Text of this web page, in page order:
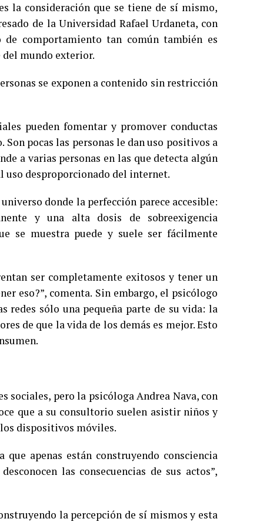
la consideración que se tiene de sí mismo,
de la Universidad Rafael Urdaneta, con
comportamiento tan común también es
mundo exterior.
se exponen a contenido sin restricción
pueden fomentar y promover conductas
pocas las personas le dan uso positivos a
a varias personas en las que detecta algún
uso desproporcionado del internet.
donde la perfección parece accesible:
y una alta dosis de sobreexigencia
se muestra puede y suele ser fácilmente
ser completamente exitosos y tener un
eso?”, comenta. Sin embargo, el psicólogo
redes sólo una pequeña parte de su vida: la
de que la vida de los demás es mejor. Esto
sociales, pero la psicóloga Andrea Nava, con
que a su consultorio suelen asistir niños y
dispositivos móviles.
apenas están construyendo consciencia
las consecuencias de sus actos”,
la percepción de sí mismos y esta